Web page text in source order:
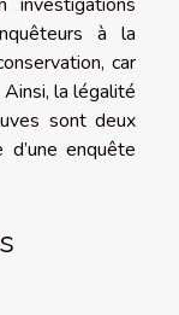
à la
car
la légalité
sont deux
enquête